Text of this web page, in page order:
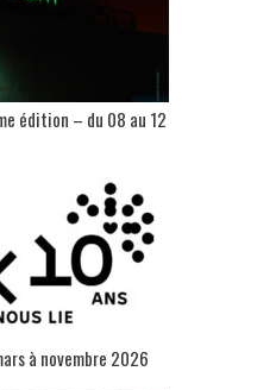
édition – du 08 au 12
à novembre 2026